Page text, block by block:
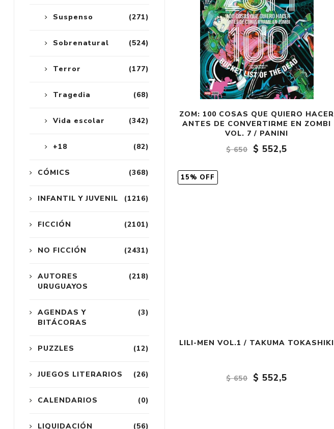
ZOM: 100 COSAS QUE QUIERO HACER
ANTES DE CONVERTIRME EN ZOMBI
VOL. 7 / PANINI
$ 650
$ 552,5
15% OFF
LILI-MEN VOL.1 / TAKUMA TOKASHIKI
$ 650 $ 552,5
(271)
Suspenso
(524)
Sobrenatural
(177)
Terror
(68)
Tragedia
(342)
Vida escolar
(82)
+18
(368)
CÓMICS
(1216)
INFANTIL Y JUVENIL
(2101)
FICCIÓN
(2431)
NO FICCIÓN
(218)
AUTORES
URUGUAYOS
(3)
AGENDAS Y
BITÁCORAS
(12)
PUZZLES
(26)
JUEGOS LITERARIOS
(0)
CALENDARIOS
(56)
LIQUIDACIÓN